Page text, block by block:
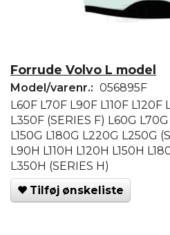
Forrude Volvo L model
Model/varenr.: 056895F
L60F L70F L90F L110F L120F
L350F (SERIES F) L60G L70G
L150G L180G L220G L250G
L90H L110H L120H L150H
L350H (SERIES H)
Tilføj ønskeliste